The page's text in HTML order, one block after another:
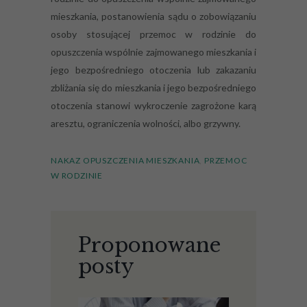
mieszkania, postanowienia sądu o zobowiązaniu
osoby stosującej przemoc w rodzinie do
opuszczenia wspólnie zajmowanego mieszkania i
jego bezpośredniego otoczenia lub zakazaniu
zbliżania się do mieszkania i jego bezpośredniego
otoczenia stanowi wykroczenie zagrożone karą
aresztu, ograniczenia wolności, albo grzywny.
NAKAZ OPUSZCZENIA MIESZKANIA PRZEMOC
W RODZINIE
Proponowane
posty